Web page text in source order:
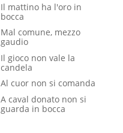
Il mattino ha l'oro in
bocca
Mal comune, mezzo
gaudio
Il gioco non vale la
candela
Al cuor non si comanda
A caval donato non si
guarda in bocca